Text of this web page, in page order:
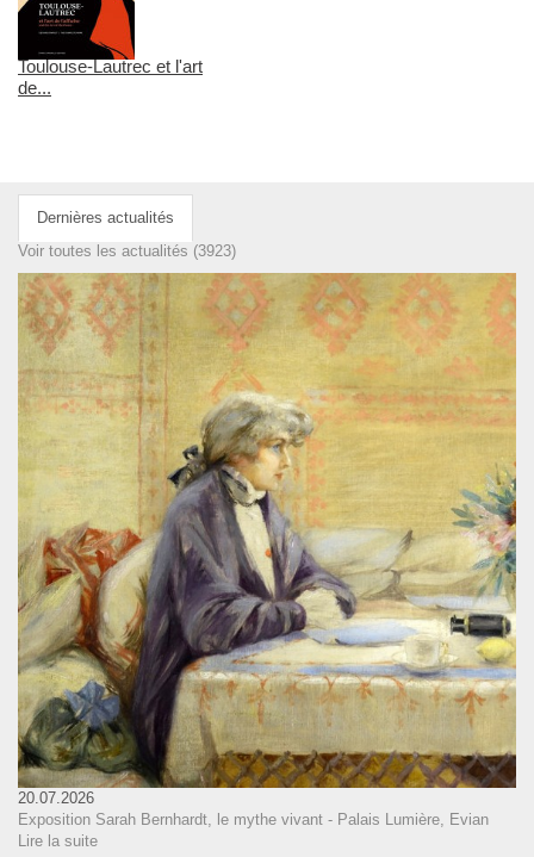
Toulouse-Lautrec et l'art
de...
Dernières actualités
Voir toutes les actualités (3923)
20.07.2026
Exposition Sarah Bernhardt, le mythe vivant - Palais Lumière, Evian
Lire la suite